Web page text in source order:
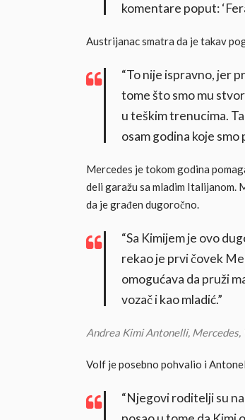
komentare poput:
Austrijanac smatra da je takav
“To nije ispravno, jer
tome što smo mu
u teškim trenucima.
osam godina koje smo
Mercedes je tokom godina
deli garažu sa mladim Italijanom.
da je građen dugoročno.
“Sa Kimijem je ovo
rekao je prvi čovek
omogućava da pruži
vozač i kao mladić.”
Andrea Kimi Antonelli,
Volf je posebno pohvalio i
“Njegovi roditelji su